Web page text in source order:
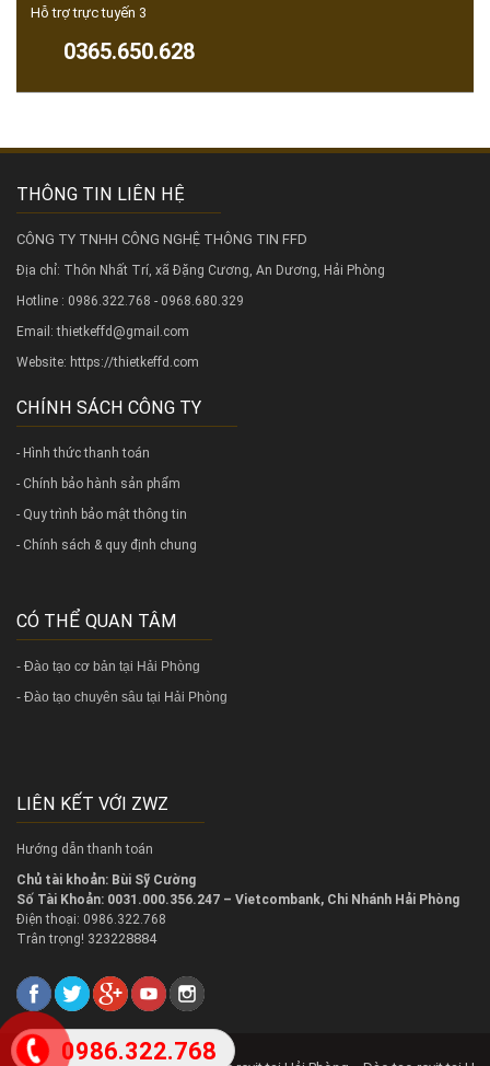
Hỗ trợ trực tuyến 3
0365.650.628
THÔNG TIN LIÊN HỆ
CÔNG TY TNHH CÔNG NGHỆ THÔNG TIN FFD
Địa chỉ: Thôn Nhất Trí, xã Đặng Cương, An Dương, Hải Phòng
Hotline : 0986.322.768 - 0968.680.329
Email: thietkeffd@gmail.com
Website: https://thietkeffd.com
CHÍNH SÁCH CÔNG TY
- Hình thức thanh toán
- Chính bảo hành sản phẩm
- Quy trình bảo mật thông tin
- Chính sách & quy định chung
CÓ THỂ QUAN TÂM
- Đào tạo cơ bản tại Hải Phòng
- Đào tạo chuyên sâu tại Hải Phòng
LIÊN KẾT VỚI ZWZ
Hướng dẫn thanh toán
Chủ tài khoản: Bùi Sỹ Cường
Số Tài Khoản: 0031.000.356.247 – Vietcombank, Chi Nhánh Hải Phòng
Điện thoại: 0986.322.768
Trân trọng! 323228884
2018 @Copy right
0986.322.768